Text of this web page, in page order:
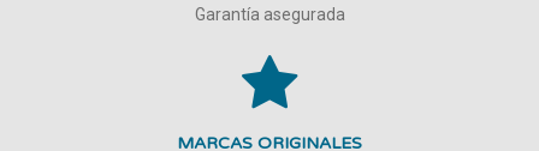
Garantía asegurada
MARCAS ORIGINALES